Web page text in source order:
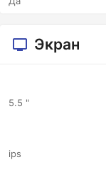
Экран
5.5 "
ips